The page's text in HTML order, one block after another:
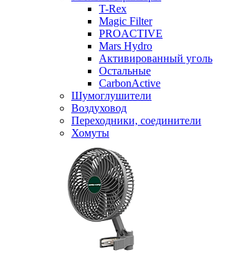
T-Rex
Magic Filter
PROACTIVE
Mars Hydro
Активированный уголь
Остальные
CarbonActive
Шумоглушители
Воздуховод
Переходники, соединители
Хомуты